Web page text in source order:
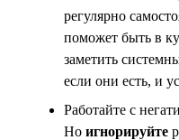
регулярно
поможет быть в
заметить
если они есть, и
Работайте с
Но игнорируйте